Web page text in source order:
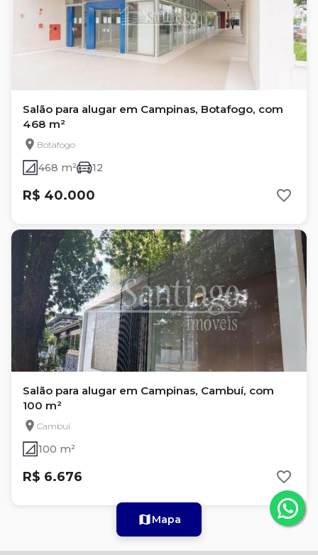
Salão para alugar em Campinas, Botafogo, com
468 m²
Botafogo
468 m² 12
R$ 40.000
Salão para alugar em Campinas, Cambuí, com
100 m²
Cambuí
100 m²
R$ 6.676
Mapa